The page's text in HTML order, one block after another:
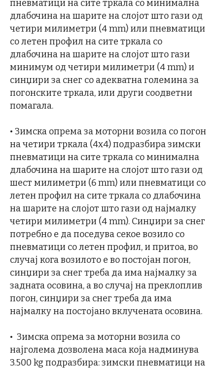
пневматици на сите тркала со минимална
длабочина на шарите на слојот што гази од
четири милиметри (4 mm) или пневматици
со летен профил на сите тркала со
длабочина на шарите на слојот што гази
минимум од четири милиметри (4 mm) и
синџири за снег со адекватна големина за
погонските тркала, или други соодветни
помагала.
• Зимска опрема за моторни возила со погон
на четири тркала (4х4) подразбира зимски
пневматици на сите тркала со минимална
длабочина на шарите на слојот што гази од
шест милиметри (6 mm) или пневматици со
летен профил на сите тркала со длабочина
на шарите на слојот што гази од најмалку
четири милиметри (4 mm). Синџири за снег
потребно е да поседува секое возило со
пневматици со летен профил, и притоа, во
случај кога возилото е во постојан погон,
синџири за снег треба да има најмалку за
задната осовина, а во случај на преклоплив
погон, синџири за снег треба да има
најмалку на постојано вклучената осовина.
• Зимска опрема за моторни возила со
најголема дозволена маса која надминува
3.500 kg подразбира: зимски пневматици на